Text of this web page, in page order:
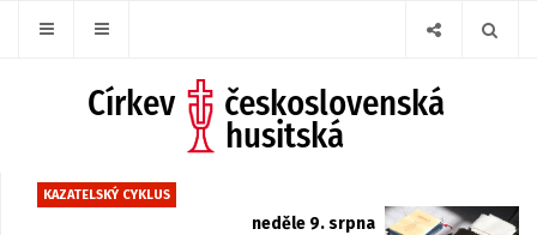
KAZATELSKÝ CYKLUS
neděle 9. srpna